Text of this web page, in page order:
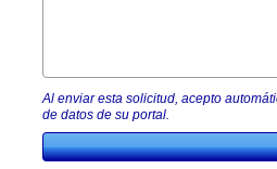
Al enviar esta solicitud, acepto
de datos de su portal.